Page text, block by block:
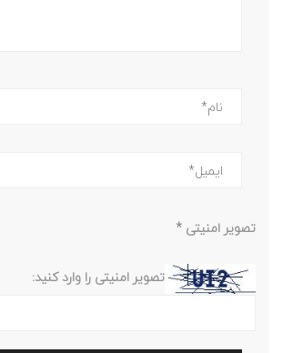
تصویر امنیتی *
تصویر امنیتی را وارد کنید: